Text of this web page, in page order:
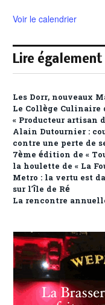
Voir le calendrier
Lire également
Les Dorr, nouveaux
Le Collège Culinaire
« Producteur artisan
Alain Dutournier :
contre une perte de
7ème édition de «
la houlette de « La
Metro : la vertu est
sur l’île de Ré
La rencontre